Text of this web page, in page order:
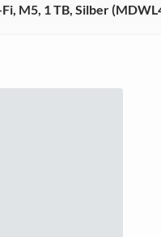
M5, 1 TB, Silber